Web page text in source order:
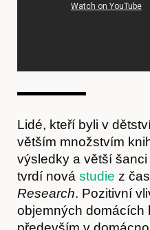
Lidé, kteří byli v
větším množstvím
výsledky a větší
tvrdí nová studie z
Research. Pozitivní
objemných domácích